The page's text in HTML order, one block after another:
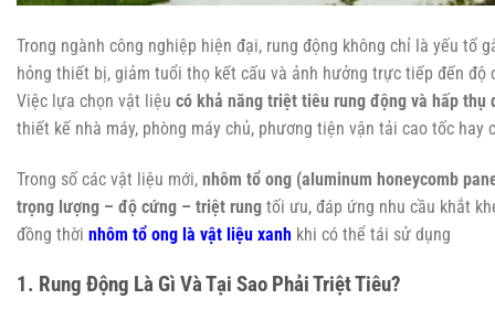
Trong ngành công nghiệp hiện đại, rung động không chỉ là yếu tố
hỏng thiết bị, giảm tuổi thọ kết cấu và ảnh hưởng trực tiếp đến
Việc lựa chọn vật liệu có khả năng triệt tiêu rung động và hấp thụ
thiết kế nhà máy, phòng máy chủ, phương tiện vận tải cao tốc hay
Trong số các vật liệu mới, nhôm tổ ong (aluminum honeycomb
trọng lượng – độ cứng – triệt rung tối ưu, đáp ứng nhu cầu khắt
đồng thời nhôm tổ ong là vật liệu xanh khi có thể tái sử dụng
1. Rung Động Là Gì Và Tại Sao Phải Triệt Tiêu?